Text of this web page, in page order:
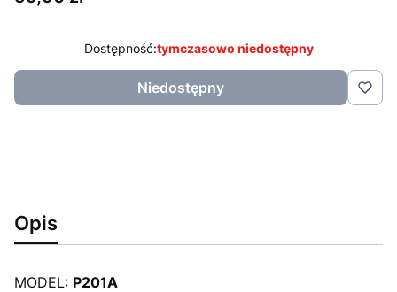
Dostępność:tymczasowo niedostępny
Niedostępny
Opis
MODEL: P201A